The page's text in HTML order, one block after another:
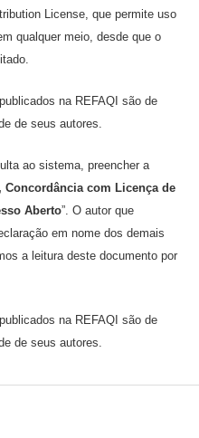
License, que permite uso
qualquer meio, desde que o
na REFAQI são de
de seus autores.
ao sistema, preencher a
Concordância com Licença de
Aberto”. O autor que
em nome dos demais
a leitura deste documento por
na REFAQI são de
de seus autores.